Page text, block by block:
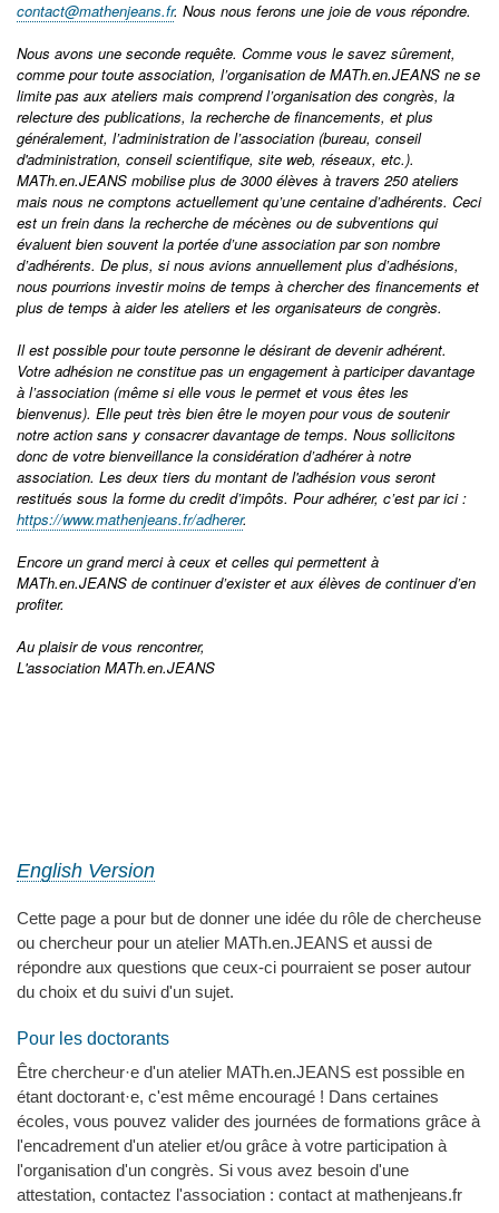
contact@mathenjeans.fr. Nous nous ferons une joie de vous répondre.
Nous avons une seconde requête. Comme vous le savez sûrement,
comme pour toute association, l’organisation de MATh.en.JEANS ne se
limite pas aux ateliers mais comprend l’organisation des congrès, la
relecture des publications, la recherche de financements, et plus
généralement, l’administration de l’association (bureau, conseil
d'administration, conseil scientifique, site web, réseaux, etc.).
MATh.en.JEANS mobilise plus de 3000 élèves à travers 250 ateliers
mais nous ne comptons actuellement qu’une centaine d’adhérents. Ceci
est un frein dans la recherche de mécènes ou de subventions qui
évaluent bien souvent la portée d’une association par son nombre
d’adhérents. De plus, si nous avions annuellement plus d’adhésions,
nous pourrions investir moins de temps à chercher des financements et
plus de temps à aider les ateliers et les organisateurs de congrès.
Il est possible pour toute personne le désirant de devenir adhérent.
Votre adhésion ne constitue pas un engagement à participer davantage
à l’association (même si elle vous le permet et vous êtes les
bienvenus). Elle peut très bien être le moyen pour vous de soutenir
notre action sans y consacrer davantage de temps. Nous sollicitons
donc de votre bienveillance la considération d’adhérer à notre
association. Les deux tiers du montant de l'adhésion vous seront
restitués sous la forme du credit d’impôts. Pour adhérer, c’est par ici :
https://www.mathenjeans.fr/adherer.
Encore un grand merci à ceux et celles qui permettent à
MATh.en.JEANS de continuer d’exister et aux élèves de continuer d’en
profiter.
Au plaisir de vous rencontrer,
L'association MATh.en.JEANS
English Version
Cette page a pour but de donner une idée du rôle de chercheuse
ou chercheur pour un atelier MATh.en.JEANS et aussi de
répondre aux questions que ceux-ci pourraient se poser autour
du choix et du suivi d'un sujet.
Pour les doctorants
Être chercheur·e d'un atelier MATh.en.JEANS est possible en
étant doctorant·e, c'est même encouragé ! Dans certaines
écoles, vous pouvez valider des journées de formations grâce à
l'encadrement d'un atelier et/ou grâce à votre participation à
l'organisation d'un congrès. Si vous avez besoin d'une
attestation, contactez l'association : contact at mathenjeans.fr